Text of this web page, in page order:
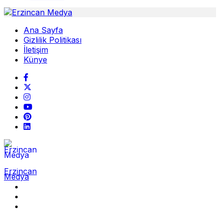
Ana Sayfa
Gizlilik Politikası
İletişim
Künye
Erzincan
Medya